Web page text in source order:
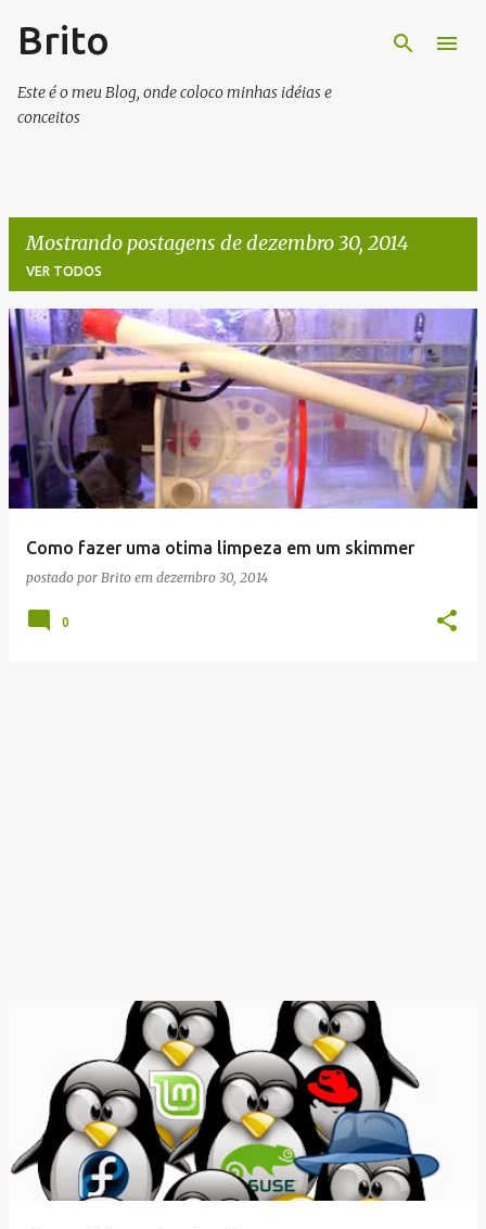
Brito
Este é o meu Blog, onde coloco minhas idéias e
conceitos
Mostrando postagens de dezembro 30, 2014
VER TODOS
P
o
s
a
g
Como fazer uma otima limpeza em um skimmer
postado por Brito em dezembro 30, 2014
0